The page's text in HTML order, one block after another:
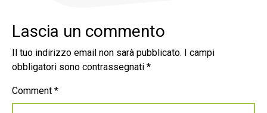
Lascia un commento
Il tuo indirizzo email non sarà pubblicato.
I campi
obbligatori sono contrassegnati *
Comment *